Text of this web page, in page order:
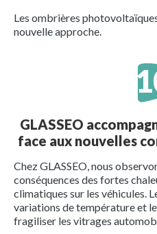
Les ombrières
nouvelle approche.
GLASSEO
face aux nouvelles
Chez GLASSEO, nous
conséquences des fortes
climatiques sur les véhicules.
variations de température et
fragiliser les vitrages